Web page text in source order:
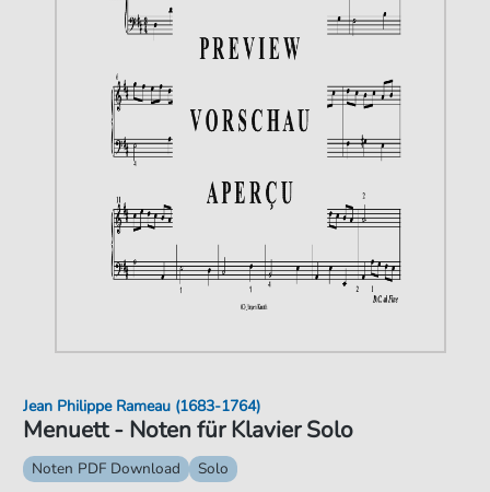
Menuett - Noten für Klavier Solo
Jean Philippe Rameau (1683-1764)
Noten PDF Download Solo